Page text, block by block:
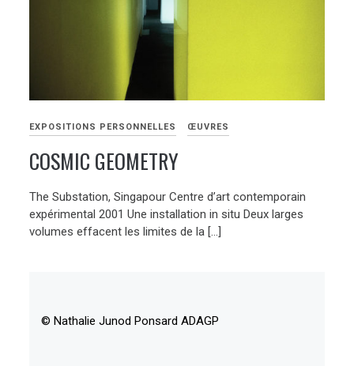
EXPOSITIONS PERSONNELLES ŒUVRES
COSMIC GEOMETRY
The Substation, Singapour Centre d’art contemporain
expérimental 2001 Une installation in situ Deux larges
volumes effacent les limites de la […]
© Nathalie Junod Ponsard ADAGP